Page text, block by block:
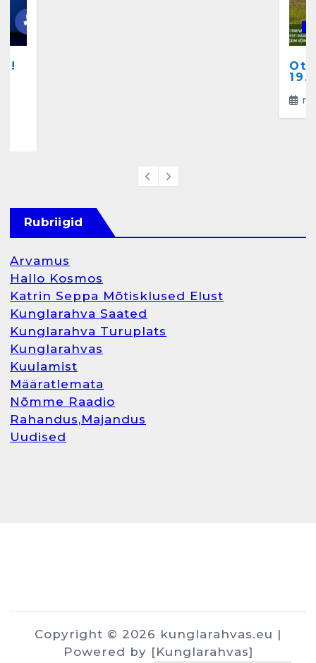
Rubriigid
Arvamus
Hallo Kosmos
Katrin Seppa Mõtisklused Elust
Kunglarahva Saated
Kunglarahva Turuplats
Kunglarahvas
Kuulamist
Määratlemata
Nõmme Raadio
Rahandus,Majandus
Uudised
Copyright © 2026 kunglarahvas.eu |
Powered by [Kunglarahvas]